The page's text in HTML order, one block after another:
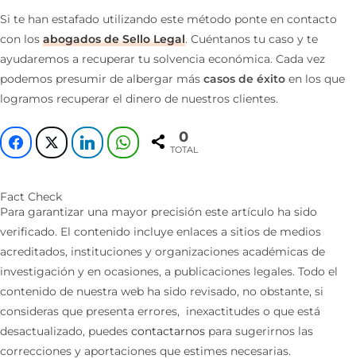
Si te han estafado utilizando este método ponte en contacto
con los abogados de Sello Legal. Cuéntanos tu caso y te
ayudaremos a recuperar tu solvencia económica. Cada vez
podemos presumir de albergar más casos de éxito en los que
logramos recuperar el dinero de nuestros clientes.
0
TOTAL
Fact Check
Para garantizar una mayor precisión este artículo ha sido
verificado. El contenido incluye enlaces a sitios de medios
acreditados, instituciones y organizaciones académicas de
investigación y en ocasiones, a publicaciones legales. Todo el
contenido de nuestra web ha sido revisado, no obstante, si
consideras que presenta errores, inexactitudes o que está
desactualizado, puedes contactarnos para sugerirnos las
correcciones y aportaciones que estimes necesarias.